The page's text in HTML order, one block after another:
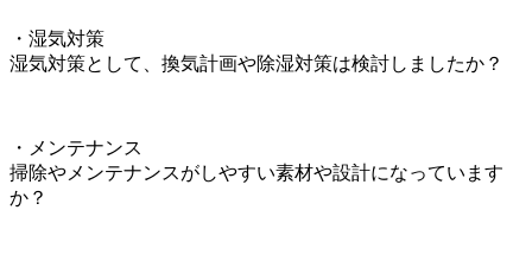
・湿気対策
湿気対策として、換気計画や除湿対策は検討しましたか？
・メンテナンス
掃除やメンテナンスがしやすい素材や設計になっています
か？